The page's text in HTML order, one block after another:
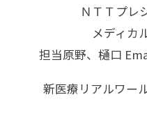
ＮＴＴプレ
メディカ
担当原野、樋口
新医療リアルワー